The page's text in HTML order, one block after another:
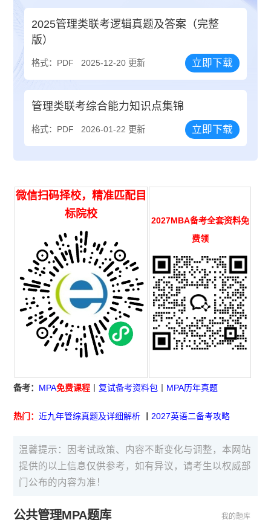
2025管理类联考逻辑真题及答案（完整
版）
格式：PDF 2025-12-20 更新 立即下载
管理类联考综合能力知识点集锦
格式：PDF 2026-01-22 更新 立即下载
微信扫码择校，精准匹配目
标院校
2027MBA备考全套资料免
费领
备考： MPA免费课程 丨复试备考资料包 MPA历年真题
热门：近九年管综真题及详细解析 丨2027英语二备考攻略
温馨提示：因考试政策、内容不断变化与调整，本网站
提供的以上信息仅供参考，如有异议，请考生以权威部
门公布的内容为准！
公共管理MPA题库 我的题库